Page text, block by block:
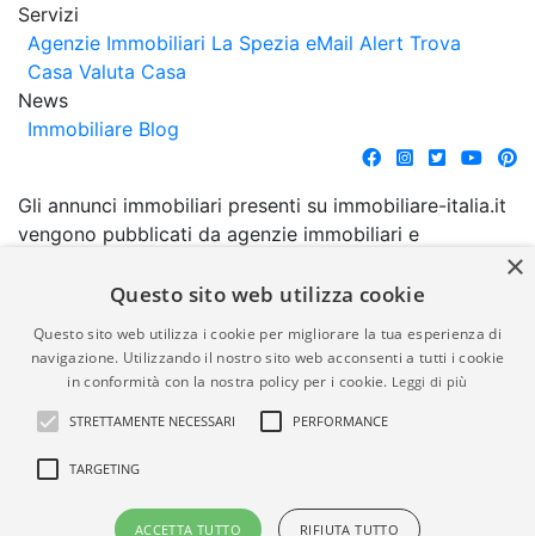
Servizi
Agenzie Immobiliari La Spezia eMail Alert Trova
Casa Valuta Casa
News
Immobiliare Blog
Gli annunci immobiliari presenti su immobiliare-italia.it
vengono pubblicati da agenzie immobiliari e
comporta l'approvazione o l'avallo da parte di
garanzia da parte di quest'ultima. immobiliare-italia.it
quindi non è responsabile della veridicità, della
correttezza, della completezza, della normativa in
materia di privacy e/o di alcun altro aspetto dei
suddetti annunci.
© Copyright 2007 - 2026
Powered by
×
Questo sito web utilizza cookie
Questo sito web utilizza i cookie per migliorare la tua esperienza di
navigazione. Utilizzando il nostro sito web acconsenti a tutti i cookie
in conformità con la nostra policy per i cookie. Leggi di più
STRETTAMENTE NECESSARI PERFORMANCE
TARGETING
ACCETTA TUTTO RIFIUTA TUTTO